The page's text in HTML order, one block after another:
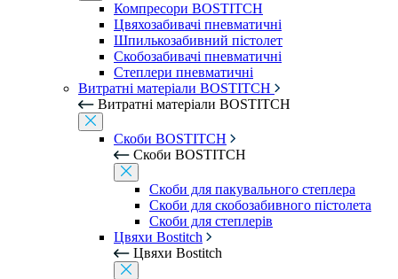
Компресори BOSTITCH
Цвяхозабивачі пневматичні
Шпилькозабивний пістолет
Скобозабивачі пневматичні
Степлери пневматичні
Витратні матеріали BOSTITCH
Витратні матеріали BOSTITCH
Скоби BOSTITCH
Скоби BOSTITCH
Скоби для пакувального степлера
Скоби для скобозабивного пістолета
Скоби для степлерів
Цвяхи Bostitch
Цвяхи Bostitch